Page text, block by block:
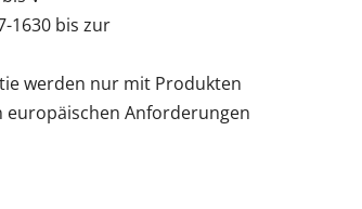
1630 bis zur
werden nur mit Produkten
europäischen Anforderungen